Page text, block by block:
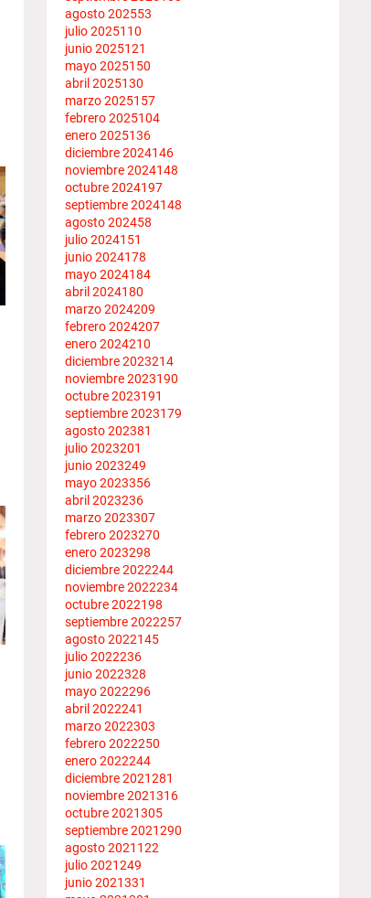
agosto 202553
julio 2025110
junio 2025121
mayo 2025150
abril 2025130
marzo 2025157
febrero 2025104
enero 2025136
diciembre 2024146
noviembre 2024148
octubre 2024197
septiembre 2024148
agosto 202458
julio 2024151
junio 2024178
mayo 2024184
abril 2024180
marzo 2024209
febrero 2024207
enero 2024210
diciembre 2023214
noviembre 2023190
octubre 2023191
septiembre 2023179
agosto 202381
julio 2023201
junio 2023249
mayo 2023356
abril 2023236
marzo 2023307
febrero 2023270
enero 2023298
diciembre 2022244
noviembre 2022234
octubre 2022198
septiembre 2022257
agosto 2022145
julio 2022236
junio 2022328
mayo 2022296
abril 2022241
marzo 2022303
febrero 2022250
enero 2022244
diciembre 2021281
noviembre 2021316
octubre 2021305
septiembre 2021290
agosto 2021 122
julio 2021249
junio 2021331